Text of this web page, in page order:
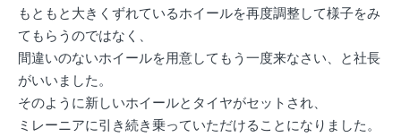
もともと大きくずれているホイールを再度調整して様子をみ
てもらうのではなく、
間違いのないホイールを用意してもう一度来なさい、と社長
がいいました。
そのように新しいホイールとタイヤがセットされ、
ミレーニアに引き続き乗っていただけることになりました。